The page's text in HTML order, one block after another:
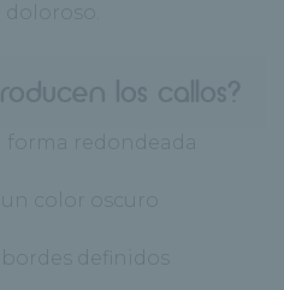
redondeada
color oscuro
definidos